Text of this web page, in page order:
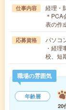
仕事内容
経理・
＊PCA
表の作
応募資格
パソコ
・経
校、短
職場の雰囲気
年齢層
20